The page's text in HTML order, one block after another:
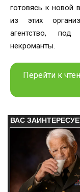
готовясь к новой
из этих
агентство, под
некроманты.
Перейти к